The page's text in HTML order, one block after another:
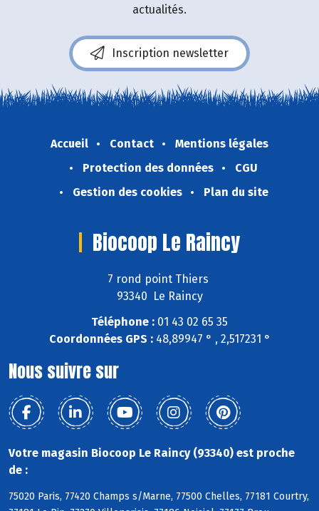
actualités.
Inscription newsletter
Accueil Contact
Mentions légales
Protection des données
CGU
Gestion des cookies
Plan du site
Biocoop Le Raincy
7 rond point Thiers
93340 Le Raincy
Téléphone : 01 43 02 65 35
Coordonnées GPS :48,89947 ° , 2,517231 °
Nous suivre sur
Votre magasin Biocoop Le Raincy (93340) est proche
de :
75020 Paris, 77420 Champs s/Marne, 77500 Chelles, 77181 Courtry,